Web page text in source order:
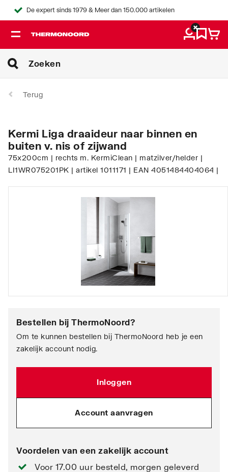
De expert sinds 1979 & Meer dan 150.000 artikelen
Terug
Kermi Liga draaideur naar binnen en
buiten v. nis of zijwand
75x200cm | rechts m. KermiClean | matzilver/helder |
LI1WR075201PK | artikel 1011171 | EAN 4051484404064 |
Bestellen bij ThermoNoord?
Om te kunnen bestellen bij ThermoNoord heb je een
zakelijk account nodig.
Inloggen
Account aanvragen
Voordelen van een zakelijk account
Voor 17.00 uur besteld, morgen geleverd